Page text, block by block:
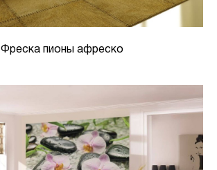
Фреска пионы афреско